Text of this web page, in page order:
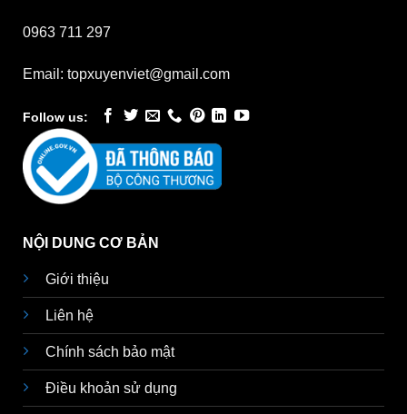
0963 711 297
Email: topxuyenviet@gmail.com
Follow us:
NỘI DUNG CƠ BẢN
Giới thiệu
Liên hệ
Chính sách bảo mật
Điều khoản sử dụng